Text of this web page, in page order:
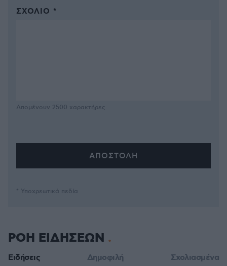
ΣΧΌΛΙΟ *
Απομένουν 2500 χαρακτήρες
* Υποχρεωτικά πεδία
ΡΟΗ ΕΙΔΗΣΕΩΝ
Ειδήσεις Δημοφιλή Σχολιασμένα